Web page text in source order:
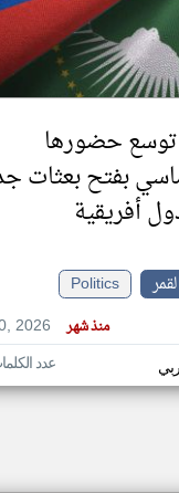
اخبار جزر
أهم اخبار جزر
حضورها
بفتح بعثات
Politics
2026
منذ شهر
عدد الكلمات: